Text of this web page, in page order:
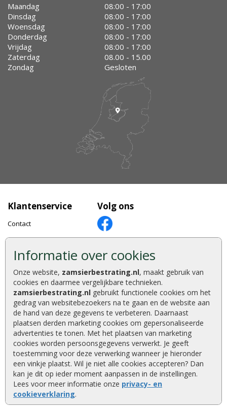
Informatie over cookies
Onze website, zamsierbestrating.nl, maakt gebruik van
cookies en daarmee vergelijkbare technieken.
zamsierbestrating.nl gebruikt functionele cookies om het
gedrag van websitebezoekers na te gaan en de website aan
de hand van deze gegevens te verbeteren. Daarnaast
plaatsen derden marketing cookies om gepersonaliseerde
advertenties te tonen. Met het plaatsen van marketing
cookies worden persoonsgegevens verwerkt. Je geeft
toestemming voor deze verwerking wanneer je hieronder
een vinkje plaatst. Wil je niet alle cookies accepteren? Dan
kan je dit op ieder moment aanpassen in de instellingen.
Lees voor meer informatie onze privacy- en
cookieverklaring.
Maandag
08:00 - 17:00
Dinsdag
08:00 - 17:00
Woensdag
08:00 - 17:00
Donderdag
08:00 - 17:00
Vrijdag
08:00 - 17:00
Zaterdag
08.00 - 15.00
Zondag
Gesloten
Klantenservice
Contact
Over ZAM
Showtuin en opslag
Vacatures
Bestellen en betalen
Klantbeoordelingen
Foto's en voorbeelden
Tuinaanleg
Wat u moet weten
Klachtenprocedure
Algemene voorwaarden
Garantie Excluton
Volg ons
Betaalmethoden
Keurmerken